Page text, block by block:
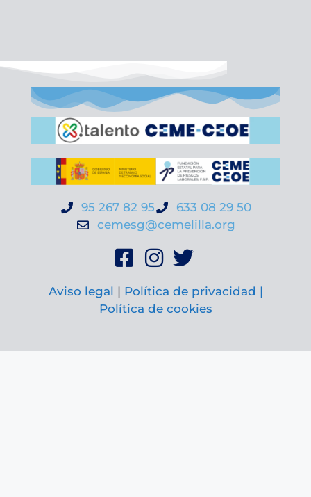
95 267 82 95
633 08 29 50
cemesg@cemelilla.org
Aviso legal | Política de privacidad |
Política de cookies